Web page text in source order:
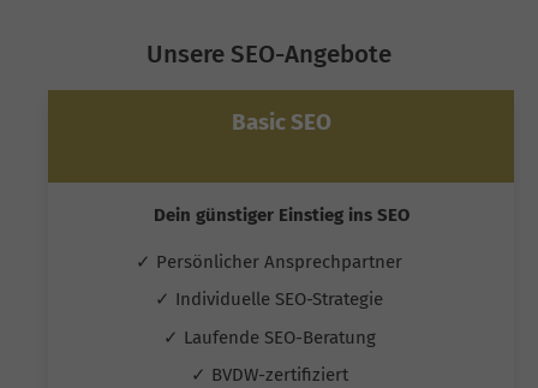
Unsere SEO-Angebote
Basic SEO
Dein günstiger Einstieg ins SEO
✓ Persönlicher Ansprechpartner
✓ Individuelle SEO-Strategie
✓ Laufende SEO-Beratung
✓ BVDW-zertifiziert